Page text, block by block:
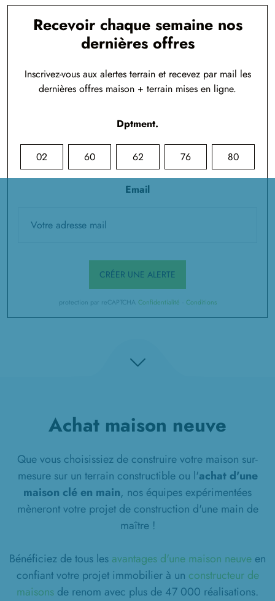
Recevoir chaque semaine nos
dernières offres
Inscrivez-vous aux alertes terrain et recevez par mail les
dernières offres maison + terrain mises en ligne.
Dptment.
02 60 62 76 80
Email
CRÉER UNE ALERTE
protection par reCAPTCHA Confidentialité - Conditions
Achat maison neuve
Que vous choisissiez de construire votre maison sur-
mesure sur un terrain constructible ou l'achat d'une
maison clé en main, nos équipes expérimentées
mèneront votre projet de construction d'une main de
maître !
Bénéficiez de tous les avantages d'une maison neuve en
confiant votre projet immobilier à un constructeur de
maisons de renom avec plus de 47 000 réalisations.